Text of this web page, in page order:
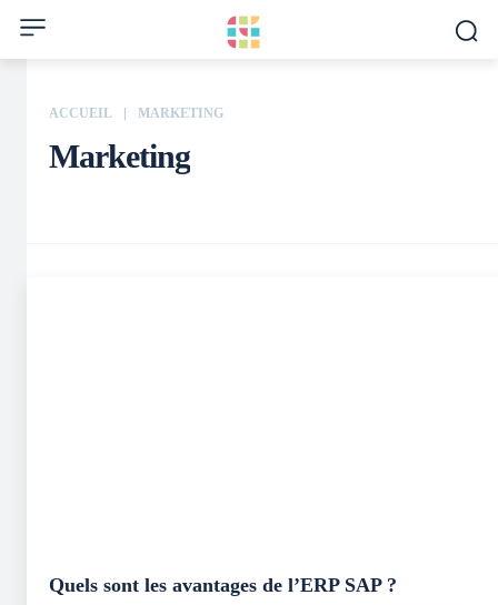
ACCUEIL MARKETING
Marketing
Quels sont les avantages de l’ERP SAP ?